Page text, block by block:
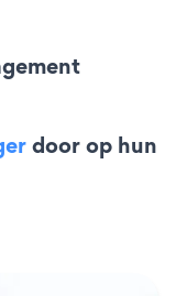
door op hun